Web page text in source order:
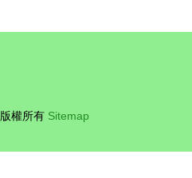
版權所有 Sitemap